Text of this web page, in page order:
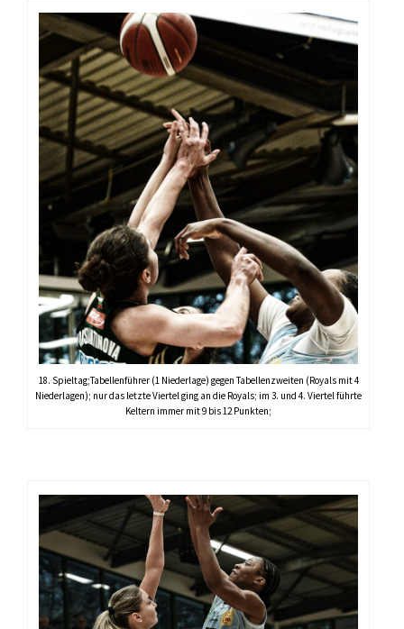
18. Spieltag;Tabellenführer (1 Niederlage) gegen Tabellenzweiten (Royals mit 4
Niederlagen); nur das letzte Viertel ging an die Royals; im 3. und 4. Viertel führte
Keltern immer mit 9 bis 12 Punkten;